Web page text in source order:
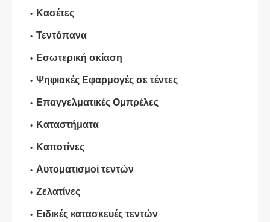
Κασέτες
Τεντόπανα
Εσωτερική σκίαση
Ψηφιακές Εφαρμογές σε τέντες
Επαγγελματικές Ομπρέλες
Καταστήματα
Καποτίνες
Αυτοματισμοί τεντών
Ζελατίνες
Ειδικές κατασκευές τεντών